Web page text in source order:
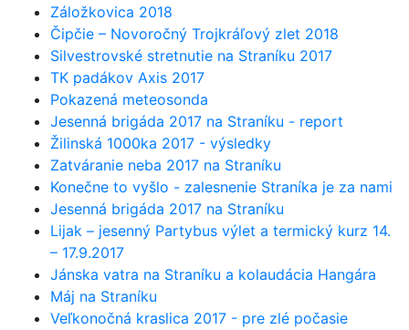
Záložkovica 2018
Čipčie – Novoročný Trojkráľový zlet 2018
Silvestrovské stretnutie na Straníku 2017
TK padákov Axis 2017
Pokazená meteosonda
Jesenná brigáda 2017 na Straníku - report
Žilinská 1000ka 2017 - výsledky
Zatváranie neba 2017 na Straníku
Konečne to vyšlo - zalesnenie Straníka je za nami
Jesenná brigáda 2017 na Straníku
Lijak – jesenný Partybus výlet a termický kurz 14.
– 17.9.2017
Jánska vatra na Straníku a kolaudácia Hangára
Máj na Straníku
Veľkonočná kraslica 2017 - pre zlé počasie